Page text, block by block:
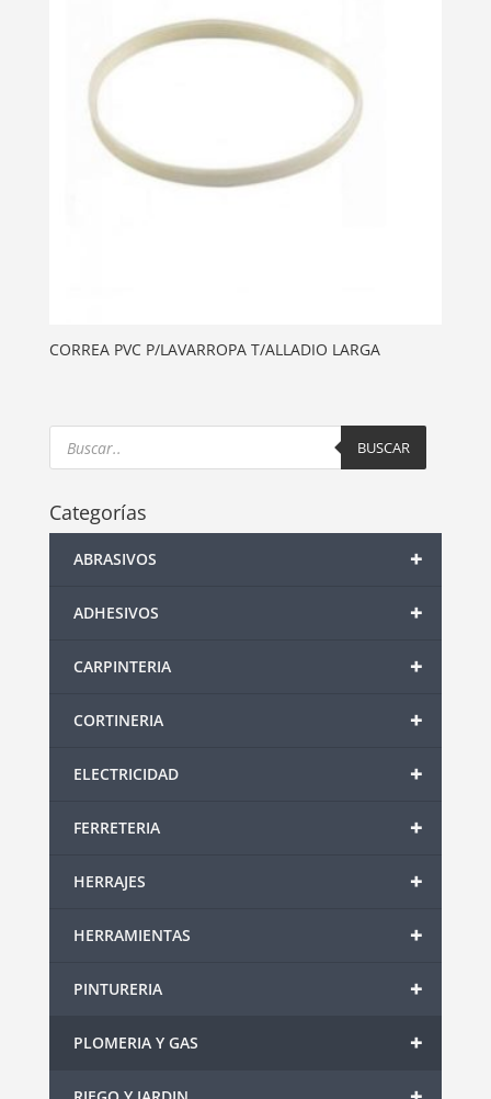
CORREA PVC P/LAVARROPA T/ALLADIO LARGA
Products
search BUSCAR
Categorías
+
ABRASIVOS
+
ADHESIVOS
+
CARPINTERIA
+
CORTINERIA
+
ELECTRICIDAD
+
FERRETERIA
+
HERRAJES
+
HERRAMIENTAS
+
PINTURERIA
+
PLOMERIA Y GAS